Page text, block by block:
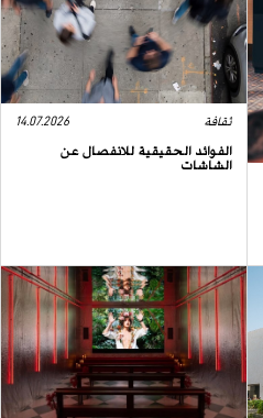
ثقافة 14.07.2026
الفوائد الحقيقية للانفصال عن
الشاشات